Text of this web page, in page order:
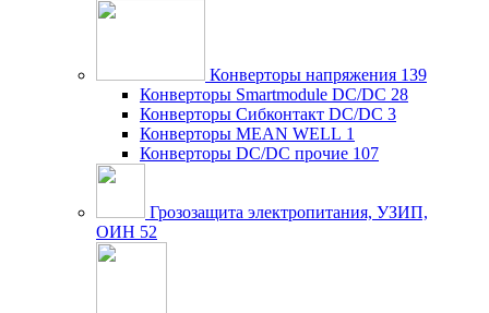
Конверторы напряжения 139
Конверторы Smartmodule DC/DC 28
Конверторы Сибконтакт DC/DC 3
Конверторы MEAN WELL 1
Конверторы DC/DC прочие 107
Грозозащита электропитания, УЗИП,
ОИН 52